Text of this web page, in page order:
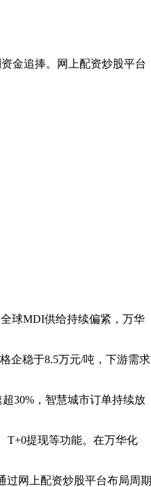
金追捧。网上配资炒股平台
球MDI供给持续偏紧，万华
企稳于8.5万元/吨，下游需求
30%，智慧城市订单持续放
T+0提现等功能。在万华化
过网上配资炒股平台布局周期